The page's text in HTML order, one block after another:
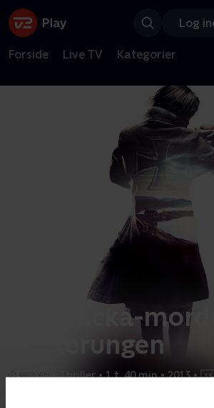
Log
Forside Live TV Kategorier
Fjällbacka-
Tyskerungen
• Thriller • 1 t. 40 min • 2013 •